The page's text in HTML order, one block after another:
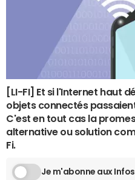
[LI-FI] Et si l'Internet haut
objets connectés
C'est en tout cas la
alternative ou solution
Fi.
Je m'abonne aux